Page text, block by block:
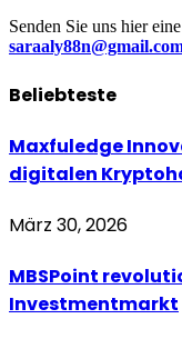
Senden Sie uns hier
Beliebteste
Maxfuledge
digitalen
März 30, 2026
MBSPoint
Investmentmarkt